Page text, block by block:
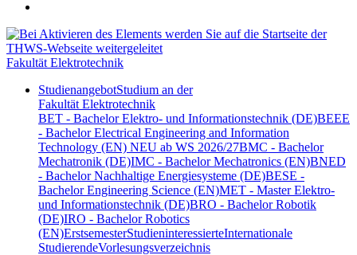
Fakultät Elektrotechnik
StudienangebotStudium an der
Fakultät Elektrotechnik
BET - Bachelor Elektro- und Informationstechnik (DE)BEEE
- Bachelor Electrical Engineering and Information
Technology (EN) NEU ab WS 2026/27BMC - Bachelor
Mechatronik (DE)IMC - Bachelor Mechatronics (EN)BNED
- Bachelor Nachhaltige Energiesysteme (DE)BESE -
Bachelor Engineering Science (EN)MET - Master Elektro-
und Informationstechnik (DE)BRO - Bachelor Robotik
(DE)IRO - Bachelor Robotics
(EN)ErstsemesterStudieninteressierteInternationale
StudierendeVorlesungsverzeichnis